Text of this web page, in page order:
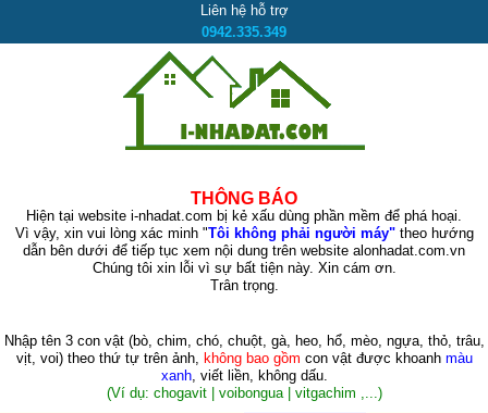
Liên hệ hỗ trợ
0942.335.349
THÔNG BÁO
Hiện tại website i-nhadat.com bị kẻ xấu dùng phần mềm để phá hoại.
Vì vậy, xin vui lòng xác minh "Tôi không phải người máy"theo hướng
dẫn bên dưới để tiếp tục xem nội dung trên website alonhadat.com.vn
Chúng tôi xin lỗi vì sự bất tiện này. Xin cám ơn.
Trân trọng.
Nhập tên 3 con vật (bò, chim, chó, chuột, gà, heo, hổ, mèo, ngựa, thỏ, trâu,
vịt, voi)theo thứ tự trên ảnh, không bao gồm con vật được khoanh màu
xanh, viết liền, không dấu.
(Ví dụ: chogavit | voibongua | vitgachim ,...)